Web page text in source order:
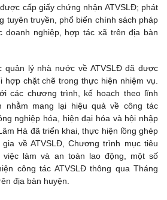
cấp giấy chứng nhận ATVSLĐ; phát
tuyên truyền, phổ biến chính sách pháp
doanh nghiệp, hợp tác xã trên địa bàn
quản lý nhà nước về ATVSLĐ đã được
hợp chặt chẽ trong thực hiện nhiệm vụ.
các chương trình, kế hoạch theo lĩnh
nhằm mang lại hiệu quả về công tác
nghiệp hóa, hiện đại hóa và hội nhập
Hà đã triển khai, thực hiện lồng ghép
về ATVSLĐ, Chương trình mục tiêu
việc làm và an toàn lao động, một số
công tác ATVSLĐ thông qua Tháng
địa bàn huyện.